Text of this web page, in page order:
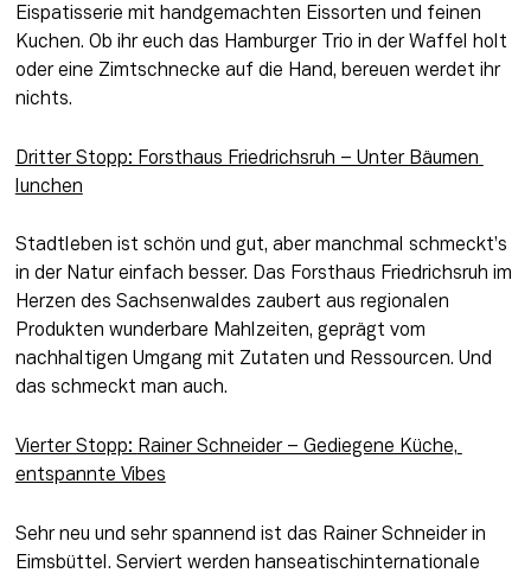
Eispatisserie mit handgemachten Eissorten und feinen
Kuchen. Ob ihr euch das Hamburger Trio in der Waffel holt
oder eine Zimtschnecke auf die Hand, bereuen werdet ihr
nichts.
Dritter Stopp: Forsthaus Friedrichsruh – Unter Bäumen
lunchen
Stadtleben ist schön und gut, aber manchmal schmeckt’s
in der Natur einfach besser. Das Forsthaus Friedrichsruh im
Herzen des Sachsenwaldes zaubert aus regionalen
Produkten wunderbare Mahlzeiten, geprägt vom
nachhaltigen Umgang mit Zutaten und Ressourcen. Und
das schmeckt man auch.
Vierter Stopp: Rainer Schneider – Gediegene Küche,
entspannte Vibes
Sehr neu und sehr spannend ist das Rainer Schneider in
Eimsbüttel. Serviert werden hanseatischinternationale